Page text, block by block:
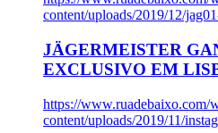
content/uploads/2019/12/
JÄGERMEISTER
EXCLUSIVO EM
https://www.ruadebaixo.com/
content/uploads/2019/11/